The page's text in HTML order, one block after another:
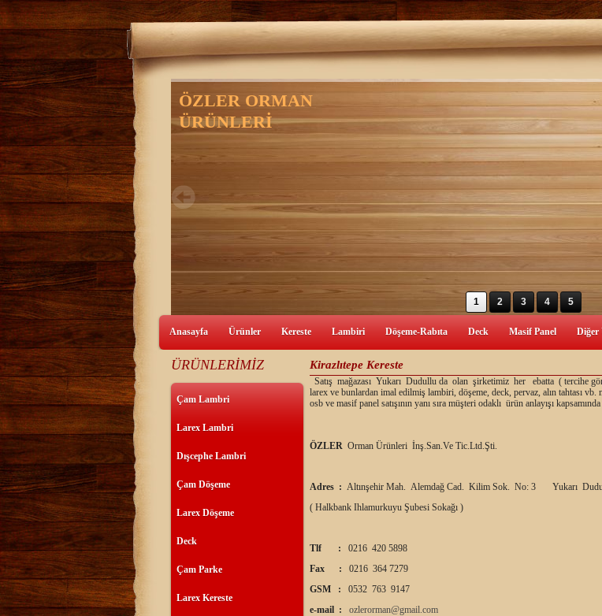
ÖZLER ORMAN
ÜRÜNLERİ
1 2 3 4 5
Anasayfa Ürünler Kereste Lambiri Döşeme-Rabıta Deck Masif Panel Diğer
ÜRÜNLERİMİZ
Çam Lambri
Larex Lambri
Dışcephe Lambri
Çam Döşeme
Larex Döşeme
Deck
Çam Parke
Larex Kereste
Kirazlıtepe Kereste
Satış mağazası Yukarı Dudullu da olan şirketimiz her ebatta ( tercihe
larex ve bunlardan imal edilmiş lambiri, döşeme, deck, pervaz, alın tahtası
osb ve masif panel satışının yanı sıra müşteri odaklı ürün anlayışı
ÖZLER Orman Ürünleri İnş.San.Ve Tic.Ltd.Şti.
Adres : Altınşehir Mah. Alemdağ Cad. Kilim Sok. No: 3 Yukarı
( Halkbank Ihlamurkuyu Şubesi Sokağı )
Tlf :
0216 420 5898
Fax :
0216 364 7279
GSM :
0532 763 9147
e-mail :
ozlerorman@gmail.com